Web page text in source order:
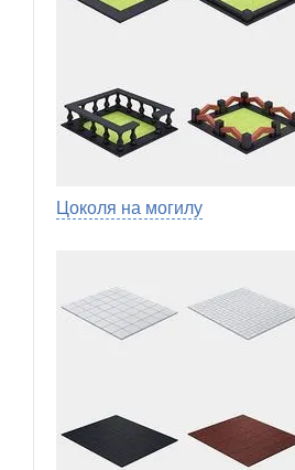
Цоколя на могилу